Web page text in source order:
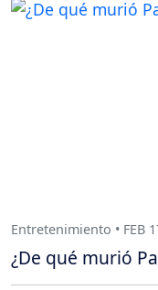
Entretenimiento • FEB
¿De qué murió